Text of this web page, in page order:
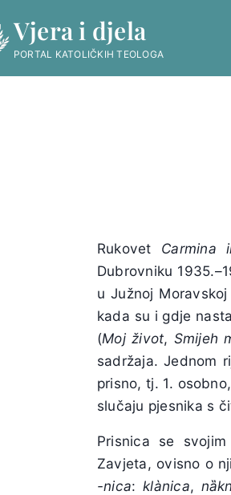
Vjera i djela
PORTAL KATOLIČKIH TEOLOGA
Rukovet Carmina
Dubrovniku
u Južnoj
kada su i gdje
(Moj život, Smijeh
sadržaja. Jednom
prisno, tj. 1.
slučaju pjesnika s
Prisnica se
Zavjeta, ovisno o
-nica:klànica,